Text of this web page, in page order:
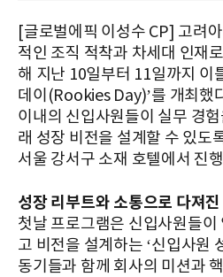
[글로벌에픽 이성수 CP] 고려
적인 조직 적착과 차세대 인재
해 지난 10일부터 11일까지 이
데이(Rookies Day)’를 개최했
이내의 신입사원들이 실무 경
래 성장 비전을 설계할 수 있도
서울 강서구 소재 호텔에서 진
성장 리부트와 소통으로 다져
첫날 프로그램은 신입사원들
고 비전을 설계하는 ‘신입사원
동기들과 함께 회사의 미션과